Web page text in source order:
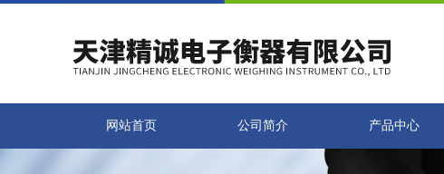
网站首页 公司简介 产品中心